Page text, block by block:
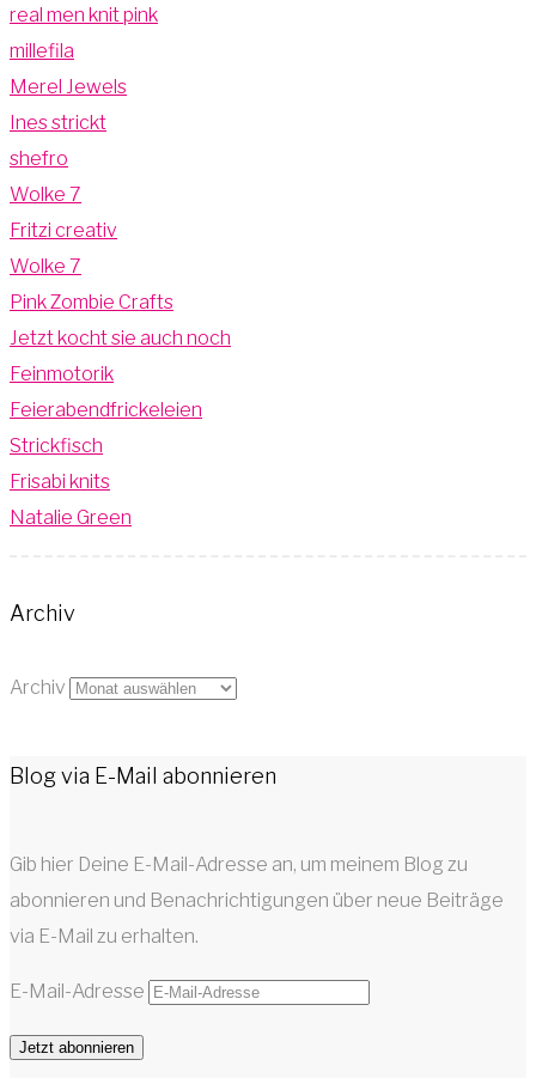
real men knit pink
millefila
Merel Jewels
Ines strickt
shefro
Wolke 7
Fritzi creativ
Wolke 7
Pink Zombie Crafts
Jetzt kocht sie auch noch
Feinmotorik
Feierabendfrickeleien
Strickfisch
Frisabi knits
Natalie Green
Archiv
Archiv
Blog via E-Mail abonnieren
Gib hier Deine E-Mail-Adresse an, um meinem Blog zu
abonnieren und Benachrichtigungen über neue Beiträge
via E-Mail zu erhalten.
E-Mail-Adresse
Jetzt abonnieren